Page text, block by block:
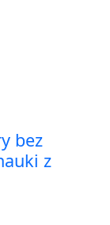
bez
z